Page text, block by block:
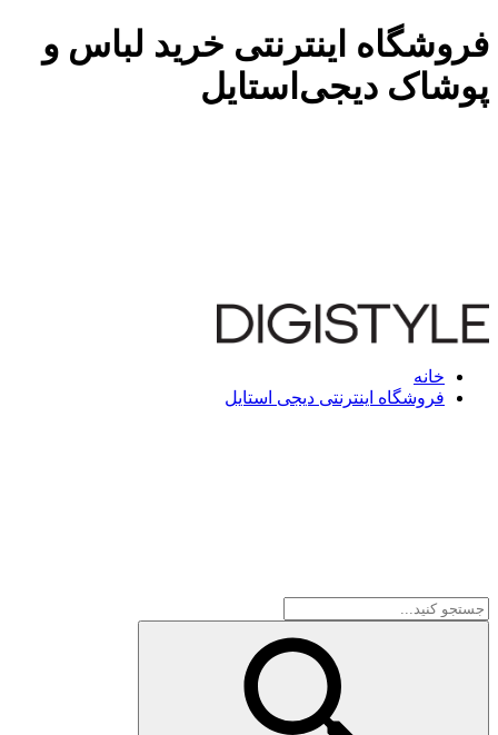
فروشگاه اینترنتی خرید لباس و
پوشاک دیجی‌استایل
خانه
فروشگاه اینترنتی دیجی استایل